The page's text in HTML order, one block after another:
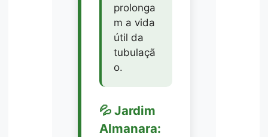
prolonga
m a vida
útil da
tubulaçã
o.
💦 Jardim
Almanara: